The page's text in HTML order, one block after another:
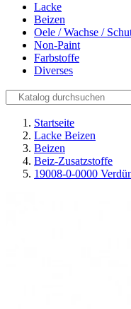
Lacke
Beizen
Oele / Wachse /
Non-Paint
Farbstoffe
Diverses
Startseite
Lacke Beizen
Beizen
Beiz-Zusatzstoffe
19008-0-0000